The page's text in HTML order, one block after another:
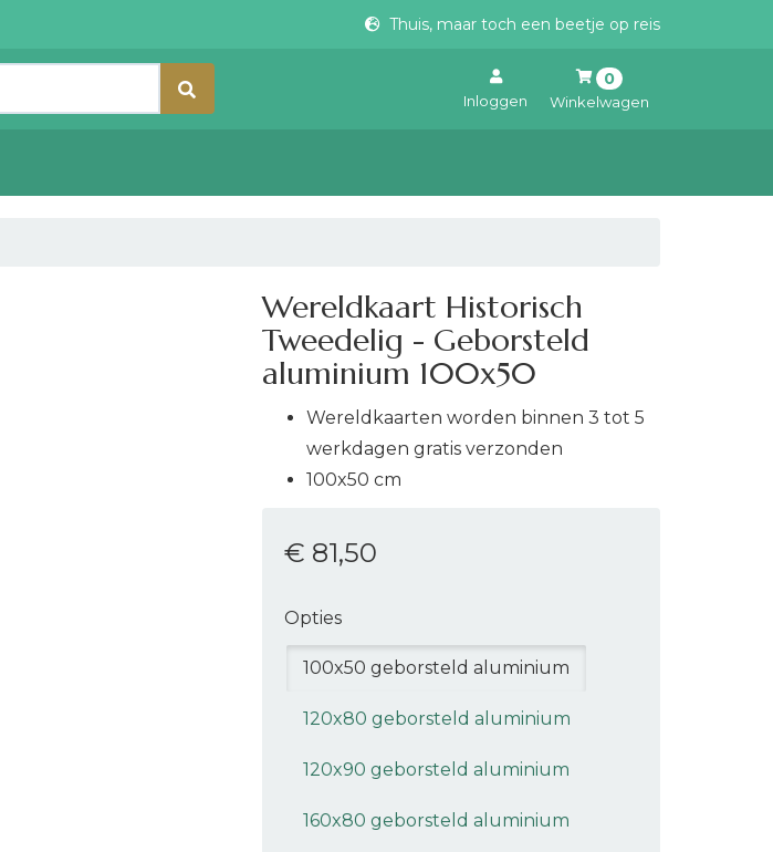
Thuis, maar toch een beetje op reis
Inloggen
0
Winkelwagen
Wereldkaart Historisch
Tweedelig - Geborsteld
aluminium 100x50
Wereldkaarten worden binnen 3 tot 5
werkdagen gratis verzonden
100x50 cm
€ 81,50
Opties
100x50 geborsteld aluminium
120x80 geborsteld aluminium
120x90 geborsteld aluminium
160x80 geborsteld aluminium